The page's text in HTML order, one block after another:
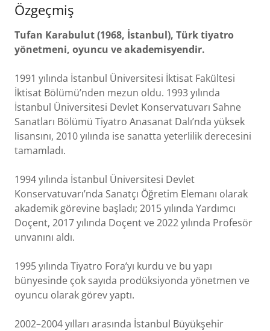
Özgeçmiş
Tufan Karabulut (1968, İstanbul), Türk tiyatro
yönetmeni, oyuncu ve akademisyendir.
1991 yılında İstanbul Üniversitesi İktisat Fakültesi
İktisat Bölümü’nden mezun oldu. 1993 yılında
İstanbul Üniversitesi Devlet Konservatuvarı Sahne
Sanatları Bölümü Tiyatro Anasanat Dalı’nda yüksek
lisansını, 2010 yılında ise sanatta yeterlilik derecesini
tamamladı.
1994 yılında İstanbul Üniversitesi Devlet
Konservatuvarı’nda Sanatçı Öğretim Elemanı olarak
akademik görevine başladı; 2015 yılında Yardımcı
Doçent, 2017 yılında Doçent ve 2022 yılında Profesör
unvanını aldı.
1995 yılında Tiyatro Fora’yı kurdu ve bu yapı
bünyesinde çok sayıda prodüksiyonda yönetmen ve
oyuncu olarak görev yaptı.
2002–2004 yılları arasında İstanbul Büyükşehir